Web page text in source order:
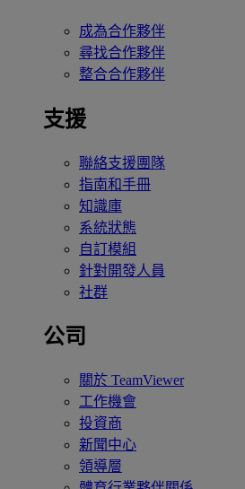
成為合作夥伴
尋找合作夥伴
整合合作夥伴
支援
聯絡支援團隊
指南和手冊
知識庫
系統狀態
自訂模組
針對開發人員
社群
公司
關於 TeamViewer
工作機會
投資商
新聞中心
領導層